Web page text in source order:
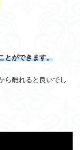
とができます。
ら離れると良いでし